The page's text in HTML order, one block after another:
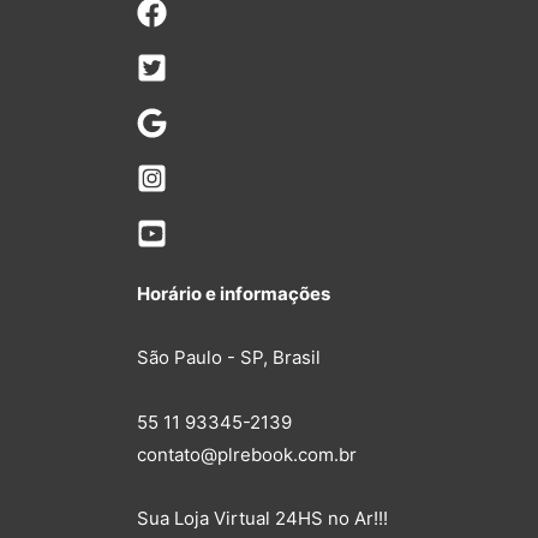
Horário e informações
São Paulo - SP, Brasil
55 11 93345-2139
contato@plrebook.com.br
Sua Loja Virtual 24HS no Ar!!!